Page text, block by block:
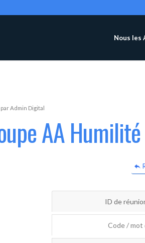
Nous les
parAdmin Digital
AA Humilité
ID de
Code / mot